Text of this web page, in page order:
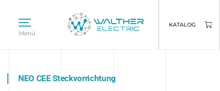
Menü
KATALOG
NEO CEE Steckvorrichtung